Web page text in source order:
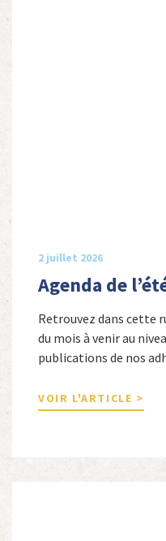
2 juillet 2026
Agenda de
Retrouvez dans cette
du mois à venir au
publications de nos
Cordeboeuf,
Nouvelles Sources
autres […]
VOIR L'ARTICLE >